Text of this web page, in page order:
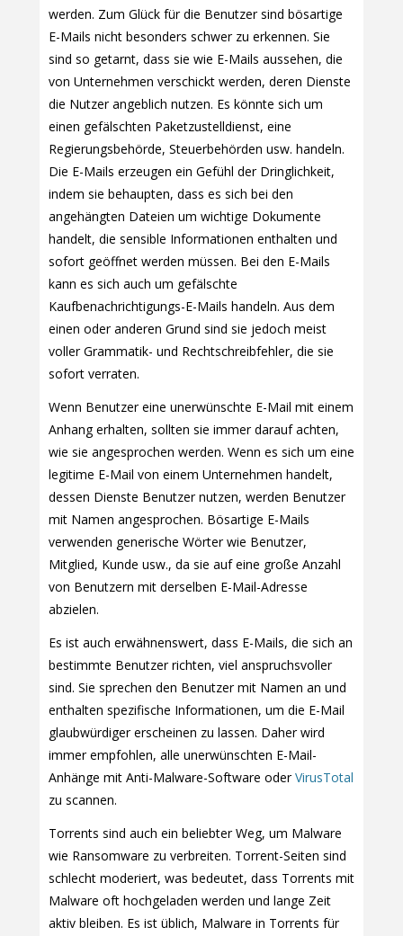
werden. Zum Glück für die Benutzer sind bösartige
E-Mails nicht besonders schwer zu erkennen. Sie
sind so getarnt, dass sie wie E-Mails aussehen, die
von Unternehmen verschickt werden, deren Dienste
die Nutzer angeblich nutzen. Es könnte sich um
einen gefälschten Paketzustelldienst, eine
Regierungsbehörde, Steuerbehörden usw. handeln.
Die E-Mails erzeugen ein Gefühl der Dringlichkeit,
indem sie behaupten, dass es sich bei den
angehängten Dateien um wichtige Dokumente
handelt, die sensible Informationen enthalten und
sofort geöffnet werden müssen. Bei den E-Mails
kann es sich auch um gefälschte
Kaufbenachrichtigungs-E-Mails handeln. Aus dem
einen oder anderen Grund sind sie jedoch meist
voller Grammatik- und Rechtschreibfehler, die sie
sofort verraten.
Wenn Benutzer eine unerwünschte E-Mail mit einem
Anhang erhalten, sollten sie immer darauf achten,
wie sie angesprochen werden. Wenn es sich um eine
legitime E-Mail von einem Unternehmen handelt,
dessen Dienste Benutzer nutzen, werden Benutzer
mit Namen angesprochen. Bösartige E-Mails
verwenden generische Wörter wie Benutzer,
Mitglied, Kunde usw., da sie auf eine große Anzahl
von Benutzern mit derselben E-Mail-Adresse
abzielen.
Es ist auch erwähnenswert, dass E-Mails, die sich an
bestimmte Benutzer richten, viel anspruchsvoller
sind. Sie sprechen den Benutzer mit Namen an und
enthalten spezifische Informationen, um die E-Mail
glaubwürdiger erscheinen zu lassen. Daher wird
immer empfohlen, alle unerwünschten E-Mail-
Anhänge mit Anti-Malware-Software oderVirusTotal
zu scannen.
Torrents sind auch ein beliebter Weg, um Malware
wie Ransomware zu verbreiten. Torrent-Seiten sind
schlecht moderiert, was bedeutet, dass Torrents mit
Malware oft hochgeladen werden und lange Zeit
aktiv bleiben. Es ist üblich, Malware in Torrents für